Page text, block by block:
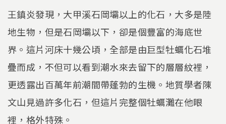
王鎮炎發現，大甲溪石岡壩以上的化石，大多是陸
地生物，但是石岡壩以下，卻是個豐富的海底世
界。這片河床十幾公頃，全部是由巨型牡蠣化石堆
疊而成，不但可以看到潮水來去留下的層層紋裡，
更透露出百萬年前潮間帶蓬勃的生機。地質學者陳
文山見過許多化石，但這片完整個牡蠣灘在他眼
裡，格外特殊。